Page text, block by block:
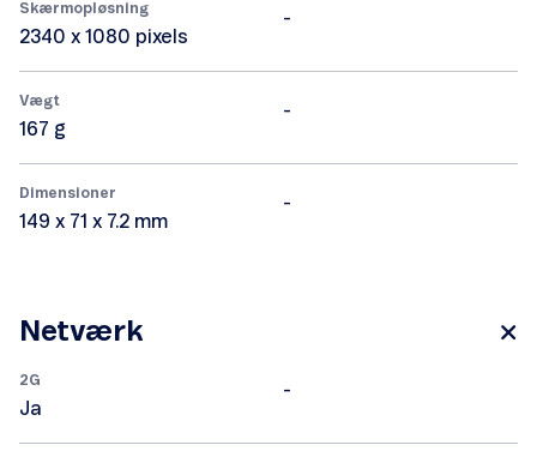
Skærmopløsning
2340 x 1080 pixels
-
Vægt
167 g
-
Dimensioner
149 x 71 x 7.2 mm
-
Netværk
2G
Ja
-